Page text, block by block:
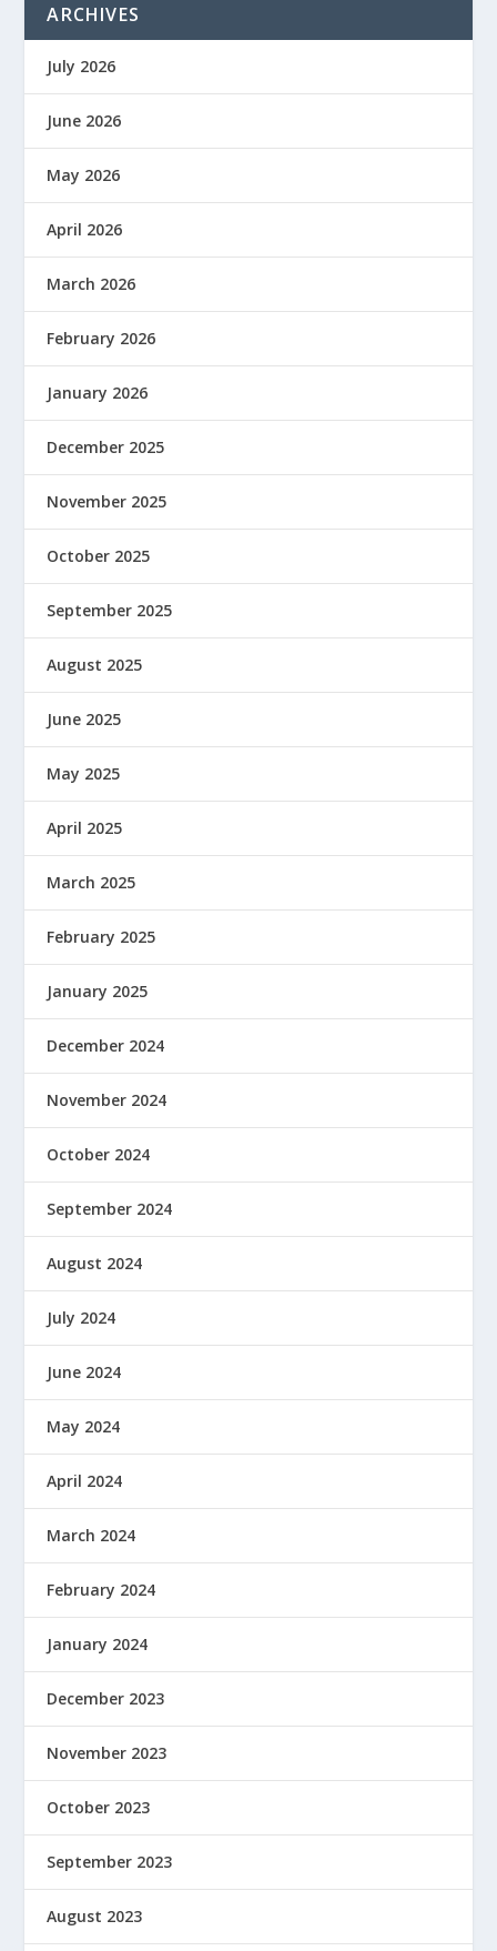
ARCHIVES
July 2026
June 2026
May 2026
April 2026
March 2026
February 2026
January 2026
December 2025
November 2025
October 2025
September 2025
August 2025
June 2025
May 2025
April 2025
March 2025
February 2025
January 2025
December 2024
November 2024
October 2024
September 2024
August 2024
July 2024
June 2024
May 2024
April 2024
March 2024
February 2024
January 2024
December 2023
November 2023
October 2023
September 2023
August 2023